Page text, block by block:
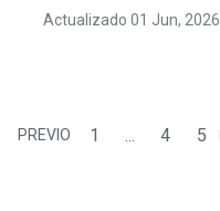
Actualizado 01 Jun, 2026
PREVIO 1 ... 4 5